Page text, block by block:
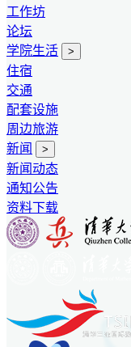
工作坊
论坛
学院生活
>
住宿
交通
配套设施
周边旅游
新闻
>
新闻动态
通知公告
资料下载